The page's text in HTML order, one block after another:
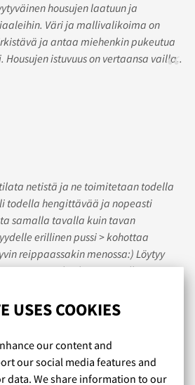
USES COOKIES
our content and
our social media features and
data. We share information to our
housujen laatuun ja
Väri ja mallivalikoima on
ja antaa miehenkin pukeutua
istuvuus on vertaansa vailla..
netistä ja ne toimitetaan todella
todella hengittävää ja nopeasti
samalla tavalla kuin tavan
erillinen pussi > kohottaa
reippaassakin menossa:) Löytyy
asut! Joissakin hyvissä malleissa